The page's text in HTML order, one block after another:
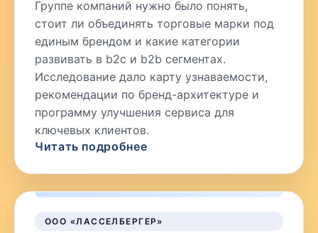
Группе компаний нужно было понять,
стоит ли объединять торговые марки под
единым брендом и какие категории
развивать в b2c и b2b сегментах.
Исследование дало карту узнаваемости,
рекомендации по бренд-архитектуре и
программу улучшения сервиса для
ключевых клиентов.
Читать подробнее
ООО «ЛАССЕЛБЕРГЕР»